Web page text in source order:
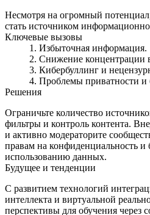
Несмотря на огромный
стать источником
Ключевые вызовы
Избыточная информация.
Снижение концентрации
Кибербуллинг и
Проблемы приватности и
Решения
Ограничьте количество
фильтры и контроль контента.
и активно модераторите
правам на конфиденциальность и
использованию данных.
Будущее и тенденции
С развитием технологий
интеллекта и виртуальной
перспективы для обучения через